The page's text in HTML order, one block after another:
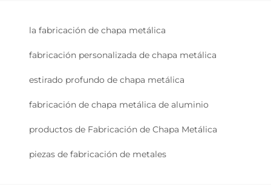
la fabricación de chapa metálica
fabricación personalizada de chapa metálica
estirado profundo de chapa metálica
fabricación de chapa metálica de aluminio
productos de Fabricación de Chapa Metálica
piezas de fabricación de metales